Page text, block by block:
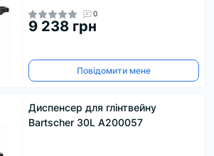
0
9 238 грн
Повідомити мене
Диспенсер для глінтвейну
Bartscher 30L А200057